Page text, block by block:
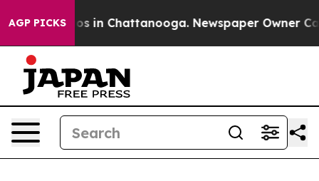
AGP PICKS
Chaos in Chattanooga. Newspaper Owner Calls